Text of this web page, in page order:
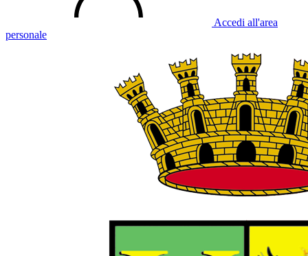
Accedi all'area
personale